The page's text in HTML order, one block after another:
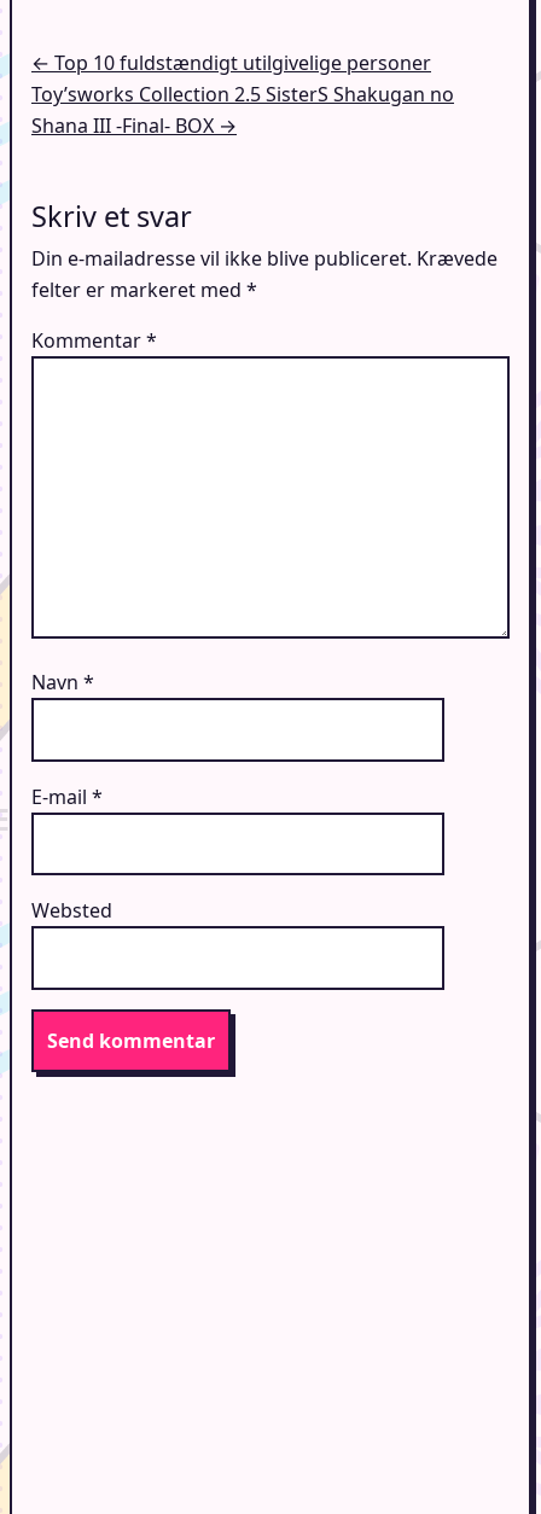
Indlægsnavigation
← Top 10 fuldstændigt utilgivelige personer
Toy’sworks Collection 2.5 SisterS Shakugan no
Shana III -Final- BOX →
Skriv et svar
Din e-mailadresse vil ikke blive publiceret. Krævede
felter er markeret med *
Kommentar*
Navn *
E-mail *
Websted